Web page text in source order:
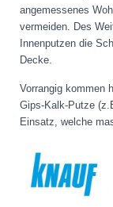
angemessenes
vermeiden. Des
Innenputzen die
Decke.
Vorrangig kommen
Gips-Kalk-Putze
Einsatz, welche